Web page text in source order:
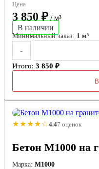
Цена
3 850 ₽ / м³
В наличии
Минимальный заказ: 1 м³
-
Итого: 3 850 ₽
★★★★☆4.47 оценок
Бетон М1000 на
Марка: М1000